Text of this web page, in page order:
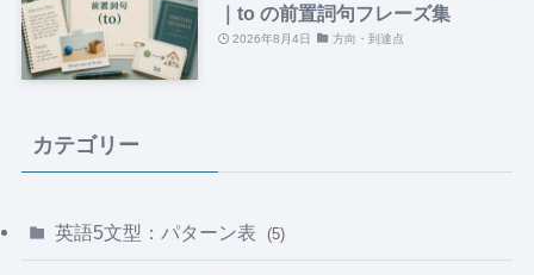
｜to の前置詞句フレーズ集
2026年8月4日 方向・到達点
カテゴリー
英語5文型：パターン表 (5)